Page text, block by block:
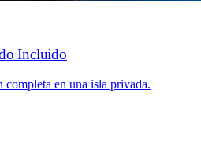
Incluido
completa en una isla privada.